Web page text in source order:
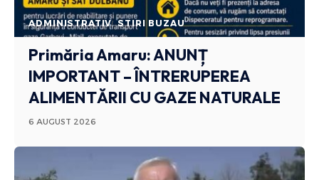
ADMINISTRATIV STIRI BUZAU
Primăria Amaru: ANUNȚ
IMPORTANT – ÎNTRERUPEREA
ALIMENTĂRII CU GAZE NATURALE
6 AUGUST 2026